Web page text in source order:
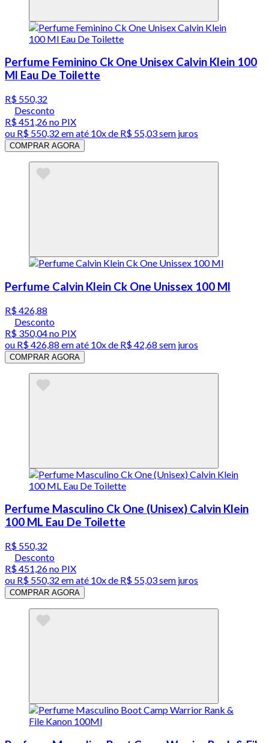
Perfume Feminino Ck One Unisex Calvin Klein 100
Ml Eau De Toilette
R$ 550,32
Desconto
R$ 451,26no PIX
ou R$ 550,32 em até 10x de R$ 55,03 sem juros
COMPRAR AGORA
Perfume Calvin Klein Ck One Unissex 100 Ml
R$ 426,88
Desconto
R$ 350,04no PIX
ou R$ 426,88 em até 10x de R$ 42,68 sem juros
COMPRAR AGORA
Perfume Masculino Ck One (Unisex) Calvin Klein
100 ML Eau De Toilette
R$ 550,32
Desconto
R$ 451,26no PIX
ou R$ 550,32 em até 10x de R$ 55,03 sem juros
COMPRAR AGORA